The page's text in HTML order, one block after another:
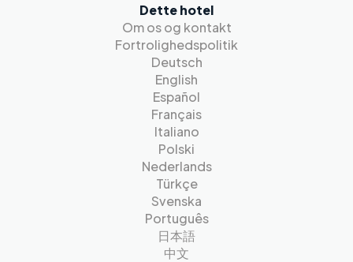
Dette hotel
Om os og kontakt
Fortrolighedspolitik
Deutsch
English
Español
Français
Italiano
Polski
Nederlands
Türkçe
Svenska
Português
日本語
中文